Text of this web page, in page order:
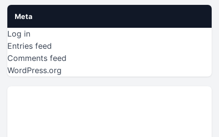
Meta
Log in
Entries feed
Comments feed
WordPress.org